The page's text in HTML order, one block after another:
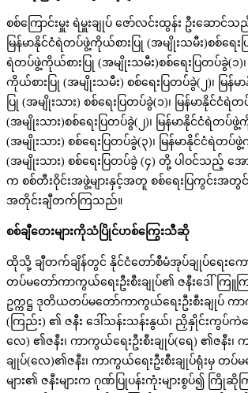
စစ်ကြောင်းမှူး ရဲမှူးချုပ် ဇော်လင်းထွန်း ဦးဆောင်
မြန်မာနိုင်ငံရဲတပ်ဖွဲ့ကိုယ်စားပြု (အမျိုးသမီး)စစ်ရေးပ
ရဲတပ်ဖွဲ့ကိုယ်စားပြု (အမျိုးသမီး)စစ်ရေးပြတပ်ခွဲ(၁)၊
ကိုယ်စားပြု (အမျိုးသမီး) စစ်ရေးပြတပ်ခွဲ(၂)၊ မြန်
ပြု (အမျိုးသား) စစ်ရေးပြတပ်ခွဲ(၁)၊ မြန်မာနိုင်ငံရဲ
(အမျိုးသား)စစ်ရေးပြတပ်ခွဲ(၂)၊ မြန်မာနိုင်ငံရဲတပ်ဖွဲ့
(အမျိုးသား) စစ်ရေးပြတပ်ခွဲ(၃)၊ မြန်မာနိုင်ငံရဲတပ်
(အမျိုးသား) စစ်ရေးပြတပ်ခွဲ (၄) တို့ ပါဝင်သည့် အေ
က စစ်တီးဝိုင်းအဖွဲ့များနှင့်အတူ စစ်ရေးပြကွင်းအ
အတိုင်းချီတက်ကြသည်။
စစ်ချီတေးများကိုသံပြိုင်ဟစ်ကြွေးသီဆို
ထိုသို့ ချီတက်ချိန်တွင် နိုင်ငံတော်စီမံအုပ်ချုပ်ရေးကော
တပ်မတော်ကာကွယ်ရေးဦးစီးချုပ်၏ ဇနီးဒေါ်က
ဥက္ကဋ္ဌ ဒုတိယတပ်မတော်ကာကွယ်ရေးဦးစီးချုပ် ကာ
(ကြည်း) ၏ ဇနီး ဒေါ်သန်းသန်းနွယ်၊ ညှိနှိုင်းကွပ်ကဲရေ
လေ) ၏ဇနီး၊ ကာကွယ်ရေးဦးစီးချုပ်(ရေ) ၏ဇနီး၊
ချုပ်(လေ)၏ဇနီး၊ ကာကွယ်ရေးဦးစီးချုပ်ရုံးမှ တပ်
များ၏ ဇနီးများက ဂုဏ်ပြုပန်းကုံးများစွပ်၍ က